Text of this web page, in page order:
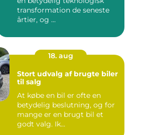
transformation de seneste
årtier, og ...
18. aug
Stort udvalg af brugte biler
til salg
At købe en bil er ofte en
betydelig beslutning, og for
mange er en brugt bil et
godt valg. Ik...